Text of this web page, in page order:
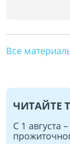
Все
ЧИТАЙТЕ
С 1 августа